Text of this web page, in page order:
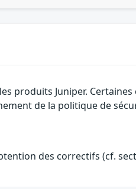
produits Juniper.
de la politique de
des correctifs (cf.